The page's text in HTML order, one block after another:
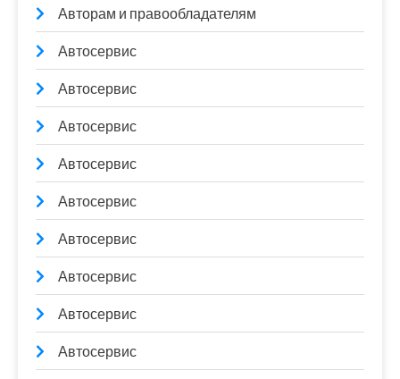
Авторам и правообладателям
Автосервис
Автосервис
Автосервис
Автосервис
Автосервис
Автосервис
Автосервис
Автосервис
Автосервис